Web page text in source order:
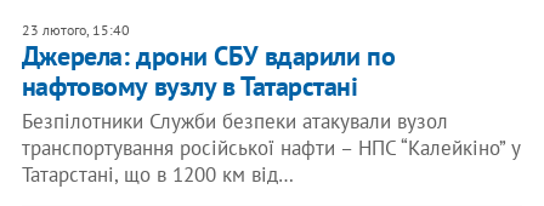
23 лютого, 15:40
Джерела: дрони СБУ вдарили по
нафтовому вузлу в Татарстані
Безпілотники Служби безпеки атакували вузол
транспортування російської нафти – НПС “Калейкіно” у
Татарстані, що в 1200 км від…